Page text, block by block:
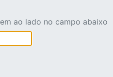
ao lado no campo abaixo